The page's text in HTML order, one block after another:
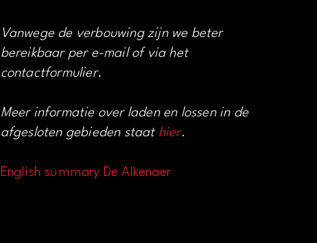
Vanwege de verbouwing zijn we beter
bereikbaar per e-mail of via het
contactformulier.
Meer informatie over laden en lossen in de
afgesloten gebieden staat hier.
English summary De Alkenaer